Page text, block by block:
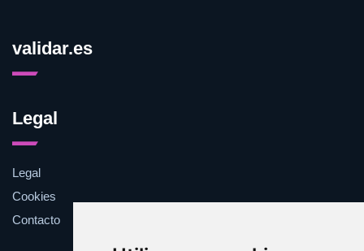
validar.es
Legal
Legal
Cookies
Contacto